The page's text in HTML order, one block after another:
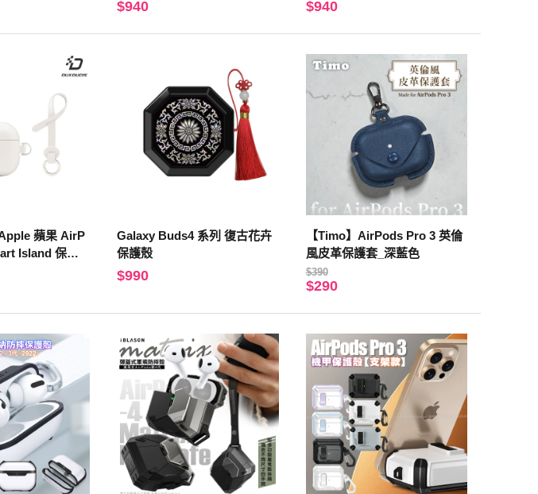
$940 $940
蘋果 AirP
Island 保護
Galaxy Buds4 系列 復古花卉
保護殼
$990
【Timo】AirPods Pro 3 英倫
風皮革保護套_深藍色
$390
$290